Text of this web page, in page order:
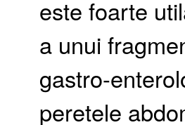
este foarte
a unui
gastro-
peretele